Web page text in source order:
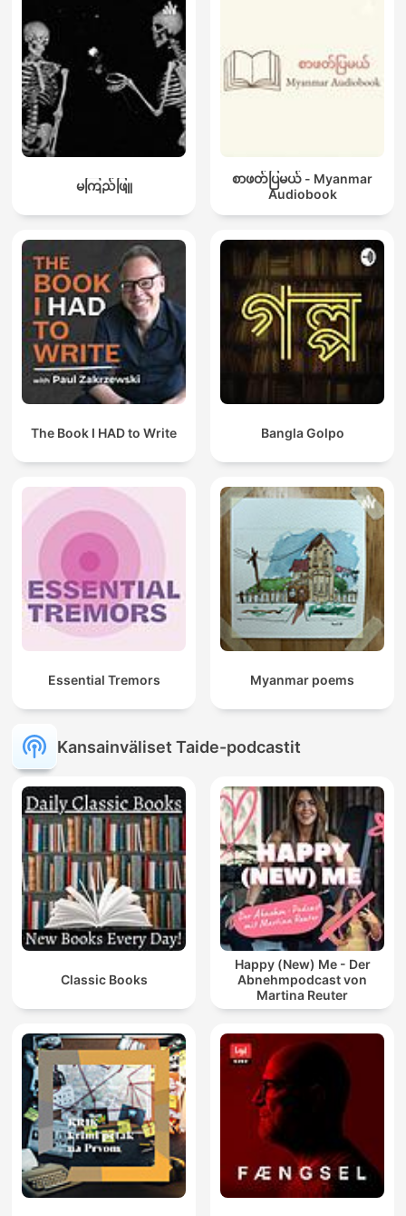
မကြည်ဖြူ
စာဖတ်ပြမယ် - Myanmar
Audiobook
The Book I HAD to Write Bangla Golpo
Essential Tremors Myanmar poems
Kansainväliset Taide-podcastit
Classic Books
Happy (New) Me - Der
Abnehmpodcast von
Martina Reuter